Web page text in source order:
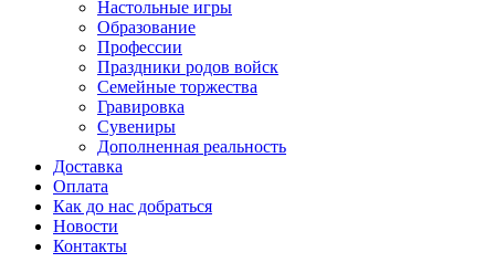
Настольные игры
Образование
Профессии
Праздники родов войск
Семейные торжества
Гравировка
Сувениры
Дополненная реальность
Доставка
Оплата
Как до нас добраться
Новости
Контакты